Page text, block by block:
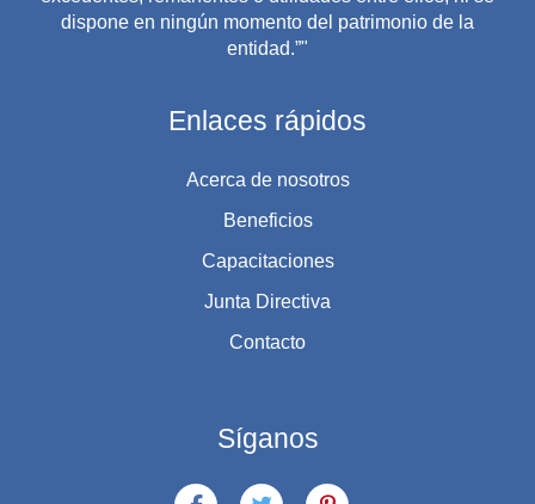
dispone en ningún momento del patrimonio de la
entidad.”"
Enlaces rápidos
Acerca de nosotros
Beneficios
Capacitaciones
Junta Directiva
Contacto
Síganos